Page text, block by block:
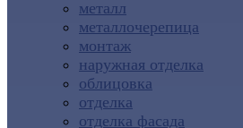
металл
металлочерепица
монтаж
наружная отделка
облицовка
отделка
отделка фасада